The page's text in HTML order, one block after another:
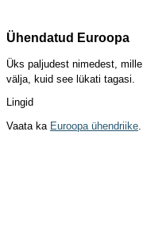
Ühendatud Euroopa
Üks paljudest nimedest, mille
välja, kuid see lükati tagasi.
Lingid
Vaata ka Euroopa ühendriike